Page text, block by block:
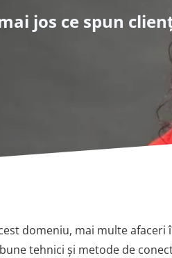
jos ce spun
domeniu, mai multe
tehnici și metode de